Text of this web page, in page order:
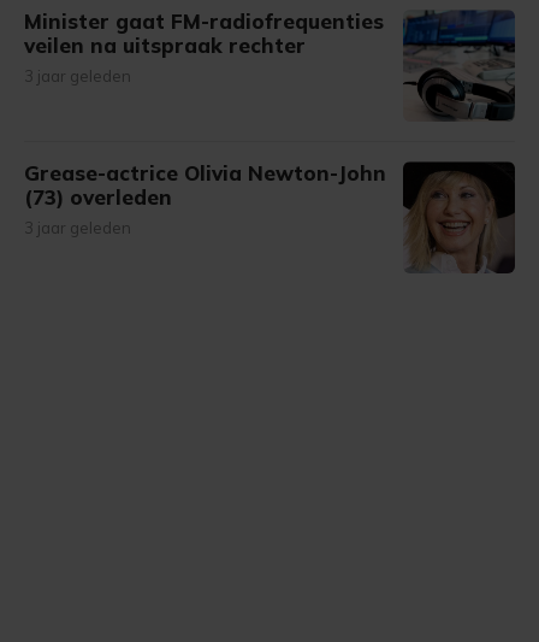
Minister gaat FM-radiofrequenties
veilen na uitspraak rechter
3 jaar geleden
Grease-actrice Olivia Newton-John
(73) overleden
3 jaar geleden